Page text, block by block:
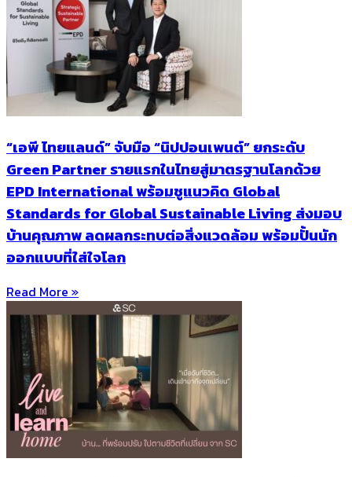
“เอพี ไทยแลนด์” จับมือ “นิปปอนเพนต์” ยกระดับ
Green Partner รายแรกในไทยสู่มาตรฐานโลกด้วย
EPD International พร้อมชูแนวคิด Global
Standards for Global Sustainable Living ส่งมอบ
บ้านคุณภาพ ลดผลกระทบต่อสิ่งแวดล้อม พร้อมปั้นนัก
ออกแบบที่ใส่ใจโลก
Read More »